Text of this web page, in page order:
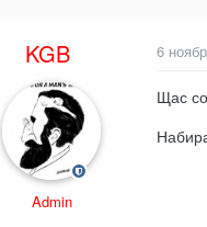
KGB
Admin
6
Щас